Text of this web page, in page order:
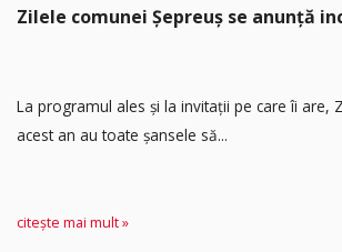
Zilele comunei Șepreuș se anunță
La programul ales și la invitații pe care îi are,
acest an au toate șansele să...
citește mai mult »